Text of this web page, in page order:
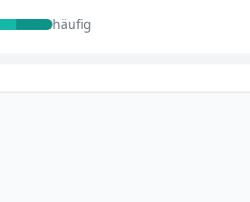
häufig